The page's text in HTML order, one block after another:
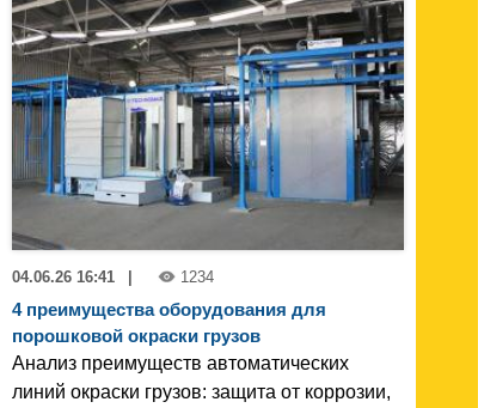
04.06.26 16:41 | 1234
4 преимущества оборудования для
порошковой окраски грузов
Анализ преимуществ автоматических
линий окраски грузов: защита от коррозии,